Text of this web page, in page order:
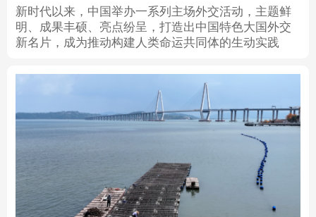
彩票 娱乐 时尚 悦读
地方频道
北京 天津 河北
新时代以来，中国举办一系列主场外交活动，主题鲜
明、成果丰硕、亮点纷呈，打造出中国特色大国外交
新名片，成为推动构建人类命运共同体的生动实践